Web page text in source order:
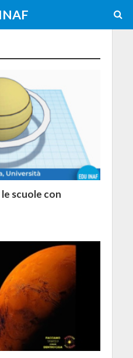
scuole con